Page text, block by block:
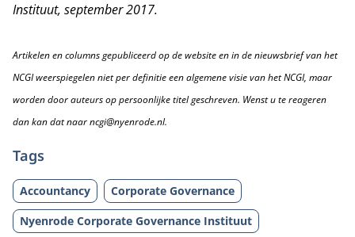
Instituut, september 2017.
Artikelen en columns gepubliceerd op de website en in de nieuwsbrief van het
NCGI weerspiegelen niet per definitie een algemene visie van het NCGI, maar
worden door auteurs op persoonlijke titel geschreven. Wenst u te reageren
dan kan dat naar ncgi@nyenrode.nl.
Tags
Accountancy
Corporate Governance
Nyenrode Corporate Governance Instituut